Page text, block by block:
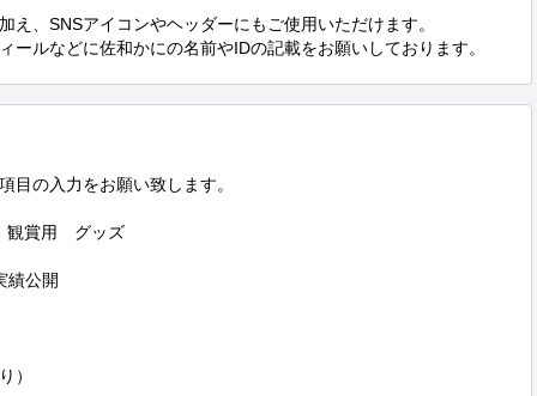
え、SNSアイコンやヘッダーにもご使用いただけます。
ールなどに佐和かにの名前やIDの記載をお願いしております。
目の入力をお願い致します。
観賞用　グッズ
績公開
）